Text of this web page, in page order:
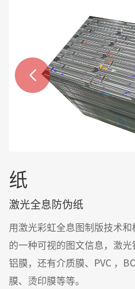
纸
激光全息防伪纸
用激光彩虹全息图制版技术
的一种可视的图文信息，激
铝膜，还有介质膜、PVC ，
膜、烫印膜等等。